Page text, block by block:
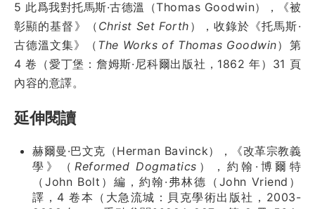
5 此爲我對托馬斯·古德溫（Thomas Goodwin），《被
彰顯的基督》（ Christ Set Forth ），收錄於《托馬斯·
古德溫文集》（ The Works of Thomas Goodwin）第
4 卷（愛丁堡：詹姆斯·尼科爾出版社，1862 年）31 頁
內容的意譯。
延伸閱讀
赫爾曼·巴文克（Herman Bavinck），《改革宗教義
學》（ Reformed Dogmatics ），約翰·博爾特
（John Bolt）編，約翰·弗林德（John Vriend）
譯，4 卷本（大急流城：貝克學術出版社，2003-